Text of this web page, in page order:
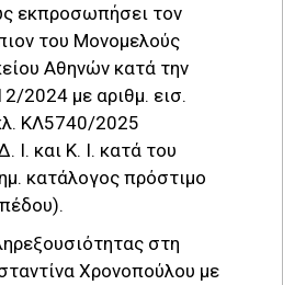
εκπροσωπήσει τον
του Μονομελούς
Αθηνών κατά την
2024 με αριθμ. εισ.
ΚΛ5740/2025
και Κ. Ι. κατά του
κατάλογος πρόστιμο
στη
Χρονοπούλου με